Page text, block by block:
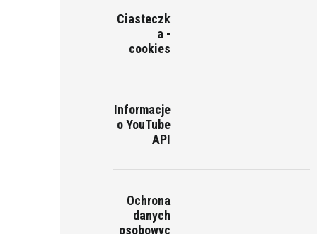
Ciasteczk
a -
cookies
Informacje
o YouTube
API
Ochrona
danych
osobowyc